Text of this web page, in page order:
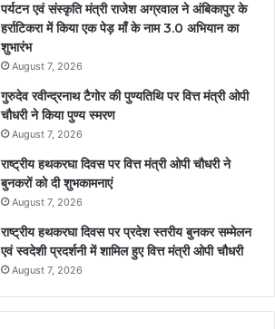
पर्यटन एवं संस्कृति मंत्री राजेश अग्रवाल ने अंबिकापुर के
हर्राटिकरा में किया एक पेड़ माँ के नाम 3.0 अभियान का
शुभारंभ
August 7, 2026
गुरुदेव रवीन्द्रनाथ टैगोर की पुण्यतिथि पर वित्त मंत्री ओपी
चौधरी ने किया पुण्य स्मरण
August 7, 2026
राष्ट्रीय हथकरघा दिवस पर वित्त मंत्री ओपी चौधरी ने
बुनकरों को दी शुभकामनाएं
August 7, 2026
राष्ट्रीय हथकरघा दिवस पर प्रदेश स्तरीय बुनकर सम्मेलन
एवं स्वदेशी प्रदर्शनी में शामिल हुए वित्त मंत्री ओपी चौधरी
August 7, 2026